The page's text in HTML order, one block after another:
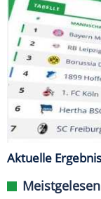
Aktuelle
Meistgelesen